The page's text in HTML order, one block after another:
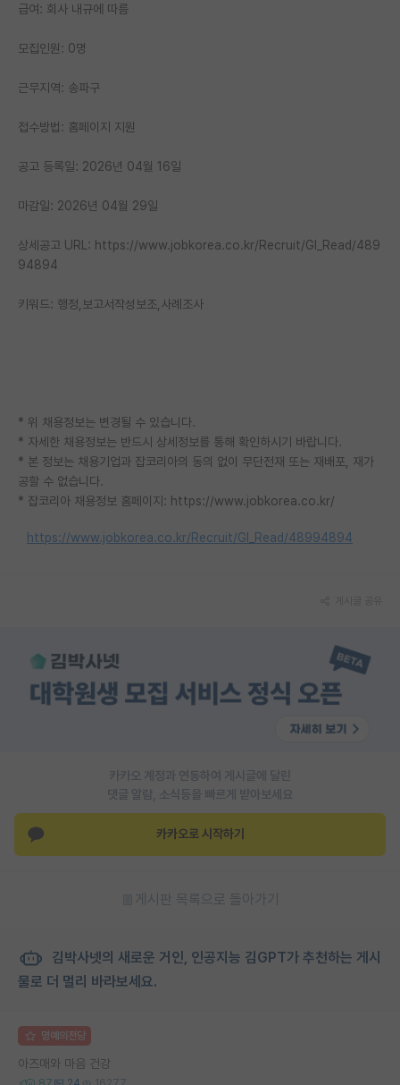
반도체/AI 게시판
장학금/장학생 게시판
학술 정보 게시판
홍보 게시판
커리어
유학교육
반도체 아카데미
재팬라운지 🌸
급여: 회사 내규에 따름
모집인원: 0명
근무지역: 송파구
접수방법: 홈페이지 지원
공고 등록일: 2026년 04월 16일
마감일: 2026년 04월 29일
상세공고 URL: https://www.jobkorea.co.kr/Recruit/GI_Read/489
94894
키워드: 행정,보고서작성보조,사례조사
* 위 채용정보는 변경될 수 있습니다.
* 자세한 채용정보는 반드시 상세정보를 통해 확인하시기 바랍니다.
* 본 정보는 채용기업과 잡코리아의 동의 없이 무단전재 또는 재배포, 재가
공할 수 없습니다.
* 잡코리아 채용정보 홈페이지: https://www.jobkorea.co.kr/
https://www.jobkorea.co.kr/Recruit/GI_Read/48994894
카카오 계정과 연동하여 게시글에 달린
댓글 알람, 소식등을 빠르게 받아보세요
카카오로 시작하기
게시판 목록으로 돌아가기
김박사넷의 새로운 거인, 인공지능 김GPT가 추천하는 게시
물로 더 멀리 바라보세요.
명예의전당
아즈매와 마음 건강